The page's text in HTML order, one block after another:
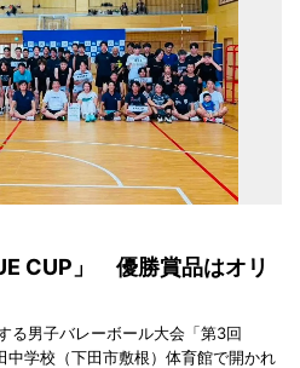
CUP」 優勝賞品はオリ
る男子バレーボール大会「第3回
中学校（下田市敷根）体育館で開かれ